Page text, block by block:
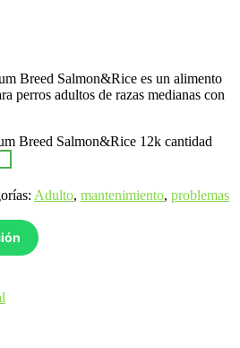
Breed Salmon&Rice es un alimento
perros adultos de razas medianas con
Breed Salmon&Rice 12k cantidad
Adulto, mantenimiento, problemas